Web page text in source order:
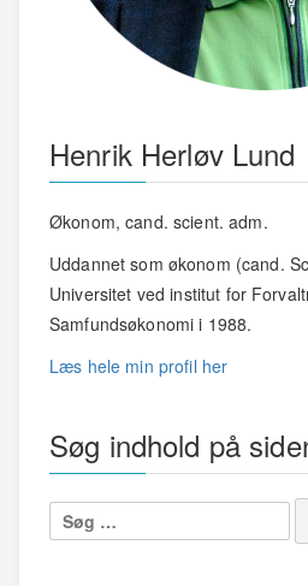
Henrik Herløv Lund
Økonom, cand. scient. adm.
Uddannet som økonom (cand.
Universitet ved institut for
Samfundsøkonomi i 1988.
Læs hele min profil her
Søg indhold på
Søg
efter: